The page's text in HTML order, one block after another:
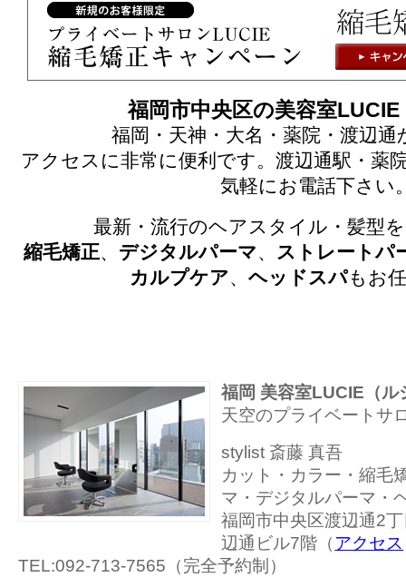
福岡市中央区の美容室
福岡・天神・大名・薬院・渡辺通
アクセスに非常に便利です。渡辺通駅・薬
気軽にお電話下さい
最新・流行のヘアスタイル・髪型
縮毛矯正、 デジタルパーマ、 ストレートパ
カルプケア、 ヘッドスパもお
福岡 美容室LUCIE（ル
天空のプライベートサ
stylist 斎藤 真吾
カット・カラー・縮毛
マ・デジタルパーマ・
福岡市中央区渡辺通2
辺通ビル7階（ アクセス
TEL:092-713-7565（完全予約制）